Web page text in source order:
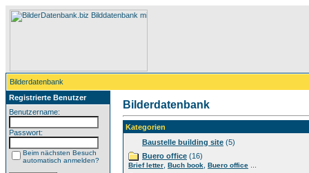
Bilderdatenbank
Registrierte Benutzer
Benutzername:
Passwort:
Beim nächsten Besuch
automatisch anmelden?
Bilderdatenbank
Kategorien
Baustelle building site (5)
Buero office (16)
Brief letter Buch book Buero office